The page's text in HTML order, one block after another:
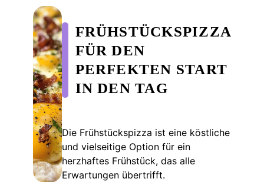
FRÜHSTÜCKSPIZZA
FÜR DEN
PERFEKTEN START
IN DEN TAG
Die Frühstückspizza ist eine köstliche
und vielseitige Option für ein
herzhaftes Frühstück, das alle
Erwartungen übertrifft.